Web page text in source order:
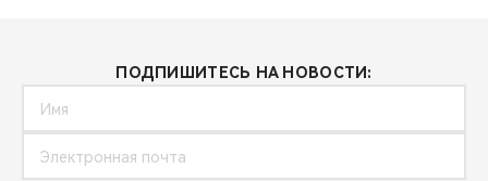
ПОДПИШИТЕСЬ НА НОВОСТИ: